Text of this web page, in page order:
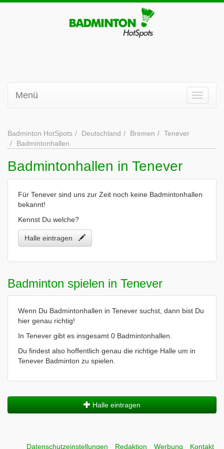
Menü
Badminton HotSpots Deutschland Bremen
Tenever
Badmintonhallen
Badmintonhallen in Tenever
Für Tenever sind uns zur Zeit noch keine Badmintonhallen
bekannt!
Kennst Du welche?
Halle eintragen
Badminton spielen in Tenever
Wenn Du Badmintonhallen in Tenever suchst, dann bist Du
hier genau richtig!
In Tenever gibt es insgesamt 0 Badmintonhallen.
Du findest also hoffentlich genau die richtige Halle um in
Tenever Badminton zu spielen.
Halle eintragen
Datenschutzeinstellungen Redaktion Werbung Kontakt